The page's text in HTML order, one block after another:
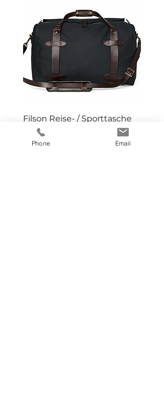
Filson Reise- / Sporttasche
Farbe :dunkelblau
Preis
CHF 495.00
Phone Email